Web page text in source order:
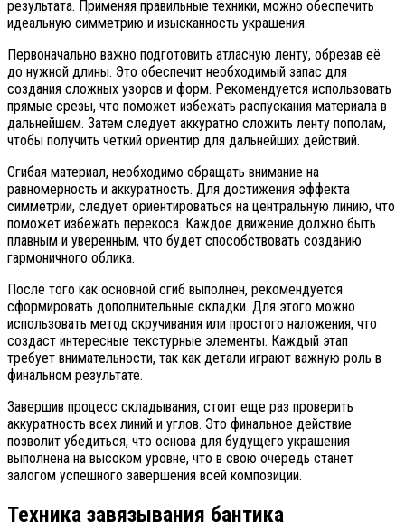
результата. Применяя правильные техники, можно обеспечить
идеальную симметрию и изысканность украшения.
Первоначально важно подготовить атласную ленту, обрезав её
до нужной длины. Это обеспечит необходимый запас для
создания сложных узоров и форм. Рекомендуется использовать
прямые срезы, что поможет избежать распускания материала в
дальнейшем. Затем следует аккуратно сложить ленту пополам,
чтобы получить четкий ориентир для дальнейших действий.
Сгибая материал, необходимо обращать внимание на
равномерность и аккуратность. Для достижения эффекта
симметрии, следует ориентироваться на центральную линию, что
поможет избежать перекоса. Каждое движение должно быть
плавным и уверенным, что будет способствовать созданию
гармоничного облика.
После того как основной сгиб выполнен, рекомендуется
сформировать дополнительные складки. Для этого можно
использовать метод скручивания или простого наложения, что
создаст интересные текстурные элементы. Каждый этап
требует внимательности, так как детали играют важную роль в
финальном результате.
Завершив процесс складывания, стоит еще раз проверить
аккуратность всех линий и углов. Это финальное действие
позволит убедиться, что основа для будущего украшения
выполнена на высоком уровне, что в свою очередь станет
залогом успешного завершения всей композиции.
Техника завязывания бантика